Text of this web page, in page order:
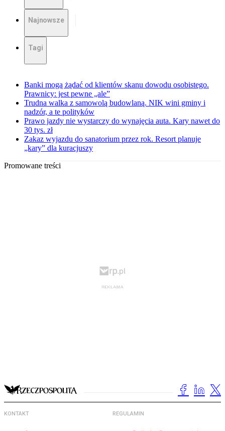
Najnowsze
Tagi
Banki mogą żądać od klientów skanu dowodu osobistego.
Prawnicy: jest pewne „ale”
Trudna walka z samowolą budowlaną. NIK wini gminy i
nadzór, a te polityków
Prawo jazdy nie wystarczy do wynajęcia auta. Kary nawet do
30 tys. zł
Zakaz wyjazdu do sanatorium przez rok. Resort planuje
„kary” dla kuracjuszy
Promowane treści
KONTAKT REGULAMIN